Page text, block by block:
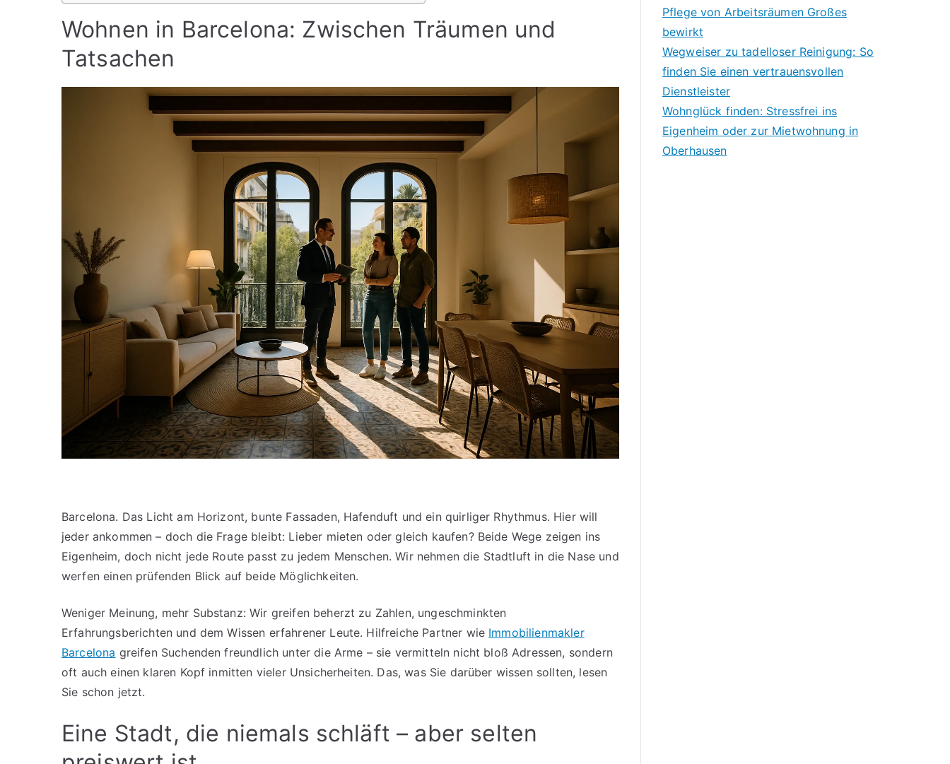
Wohnen in Barcelona: Zwischen Träumen und
Tatsachen
Barcelona. Das Licht am Horizont, bunte Fassaden, Hafenduft und ein quirliger Rhythmus. Hier will
jeder ankommen – doch die Frage bleibt: Lieber mieten oder gleich kaufen? Beide Wege zeigen ins
Eigenheim, doch nicht jede Route passt zu jedem Menschen. Wir nehmen die Stadtluft in die Nase und
werfen einen prüfenden Blick auf beide Möglichkeiten.
Weniger Meinung, mehr Substanz: Wir greifen beherzt zu Zahlen, ungeschminkten
Erfahrungsberichten und dem Wissen erfahrener Leute. Hilfreiche Partner wie Immobilienmakler
Barcelona greifen Suchenden freundlich unter die Arme – sie vermitteln nicht bloß Adressen, sondern
oft auch einen klaren Kopf inmitten vieler Unsicherheiten. Das, was Sie darüber wissen sollten, lesen
Sie schon jetzt.
Eine Stadt, die niemals schläft – aber selten
Pflege von Arbeitsräumen Großes
bewirkt
Wegweiser zu tadelloser Reinigung: So
finden Sie einen vertrauensvollen
Dienstleister
Wohnglück finden: Stressfrei ins
Eigenheim oder zur Mietwohnung in
Oberhausen